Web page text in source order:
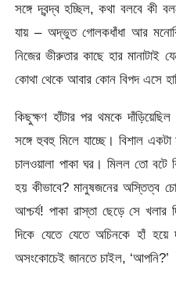
সঙ্গে দ্বন্দ্ব হচ্ছিল, কথা বলবে কী
যায় – অদ্ভুত গোলকধাঁধা আর
নিজের ভীরুতার কাছে হার মানাটাই
কোথা থেকে আবার কোন বিপদ এসে
কিছুক্ষণ হাঁটার পর থমকে দাঁড়িয়েছিল
সঙ্গে হুবহু মিলে যাচ্ছে। বিশাল
চালওয়ালা পাকা ঘর। মিলল তো বটে
হয় কীভাবে? মানুষজনের অস্তিত্ব
আশ্চর্য! পাকা রাস্তা ছেড়ে সে খলার
দিকে যেতে যেতে অচিনকে হাঁ হয়ে
অসংকোচেই জানতে চাইল, ‘আপনি?’